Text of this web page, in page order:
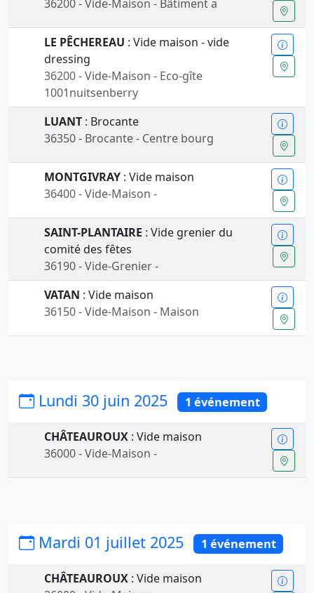
36200 - Vide-Maison - Bâtiment a
LE PÊCHEREAU : Vide maison - vide
dressing
36200 - Vide-Maison - Eco-gîte
1001nuitsenberry
LUANT : Brocante
36350 - Brocante - Centre bourg
MONTGIVRAY : Vide maison
36400 - Vide-Maison -
SAINT-PLANTAIRE : Vide grenier du
comité des fêtes
36190 - Vide-Grenier -
VATAN : Vide maison
36150 - Vide-Maison - Maison
Lundi 30 juin 2025 1 événement
CHÂTEAUROUX : Vide maison
36000 - Vide-Maison -
Mardi 01 juillet 2025 1 événement
CHÂTEAUROUX : Vide maison